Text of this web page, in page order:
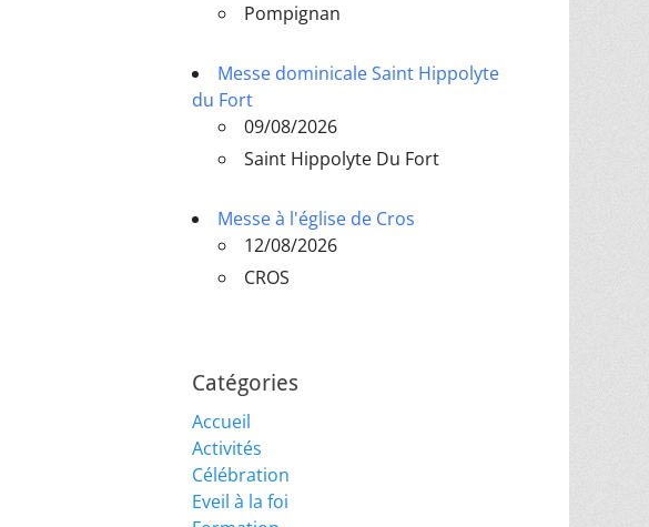
Pompignan
Messe dominicale Saint Hippolyte
du Fort
09/08/2026
Saint Hippolyte Du Fort
Messe à l'église de Cros
12/08/2026
CROS
Catégories
Accueil
Activités
Célébration
Eveil à la foi